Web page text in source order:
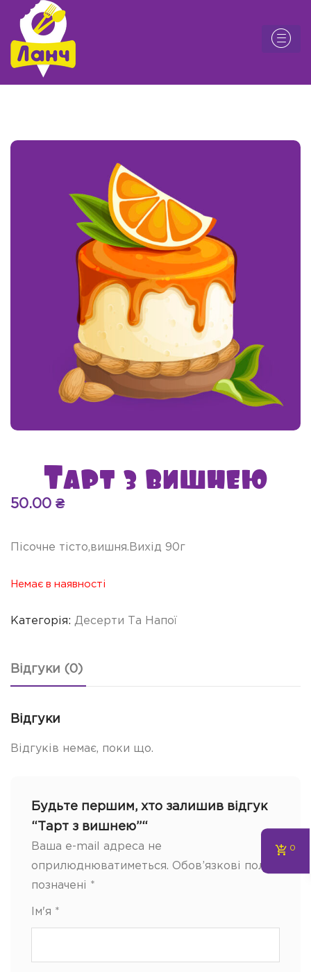
Тарт з вишнею
50.00 ₴
Пісочне тісто,вишня.Вихід 90г
Немає в наявності
Категорія: Десерти Та Напої
Відгуки (0)
Відгуки
Відгуків немає, поки що.
Будьте першим, хто залишив відгук
“Тарт з вишнею”“
Ваша e-mail адреса не
оприлюднюватиметься. Обов’язкові поля
позначені *
Ім'я *
0